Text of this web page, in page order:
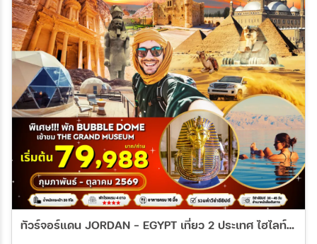
ทัวร์จอร์แดน JORDAN - EGYPT เที่ยว 2 ประเทศ ไฮไลท์!!! เข้าชม 2 พิพิธภัณฑ์ + พัก BUBBLE DOME 8วัน 5คืน (RJ)